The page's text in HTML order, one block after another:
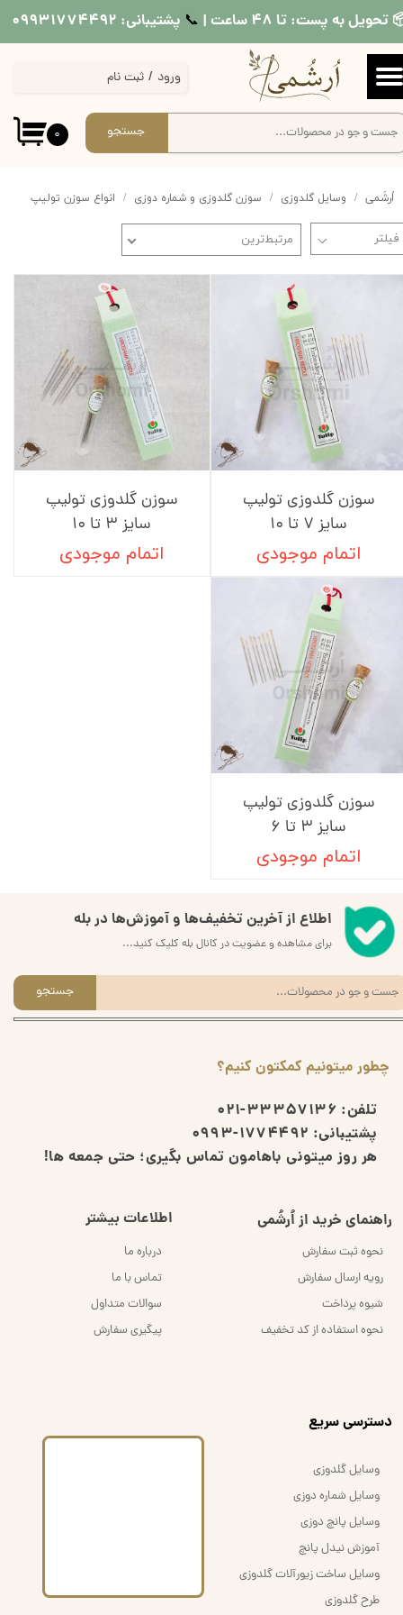
تحویل به پست: تا ۴۸ ساعت | 📞​​​​​​​ پشتیبانی: ۰۹۹۳۱۷۷۴۴۹۲
۰ جستجو
ورود / ثبت نام
حساب کاربری من
تغییر گذر واژه
سفارشات
اُرشُمی وسایل گلدوزی سوزن گلدوزی و شماره دوزی انواع سوزن تولیپ
مرتبط‌ترین
سوزن گلدوزی تولیپ
سایز 7 تا 10
اتمام موجودی
سوزن گلدوزی تولیپ
سایز 3 تا 10
اتمام موجودی
سوزن گلدوزی تولیپ
سایز 3 تا 6
اتمام موجودی
چطور میتونیم کمکتون کنیم؟
تلفن: 33357136-021
پشتیبانی: 1774492-0993
هر روز میتونی باهامون تماس بگیری؛ حتی جمعه ها!
راهنمای خرید از اُرشُمی
نحوه ثبت سفارش
رویه ارسال سفارش
شیوه پرداخت
نحوه استفاده از کد تخفیف
اطلاعات بیشتر
درباره ما
تماس با ما
سوالات متداول
پیگیری سفارش
اطلاع از آخرین تخفیف‌ها و آموزش‌ها در بله
برای مشاهده و عضویت در کانال بله کلیک کنید...
جستجو
​دسترسی سریع
وسایل گلدوزی
وسایل شماره دوزی
وسایل پانچ دوزی
آموزش نیدل پانچ
وسایل ساخت زیورآلات گلدوزی
طرح گلدوزی